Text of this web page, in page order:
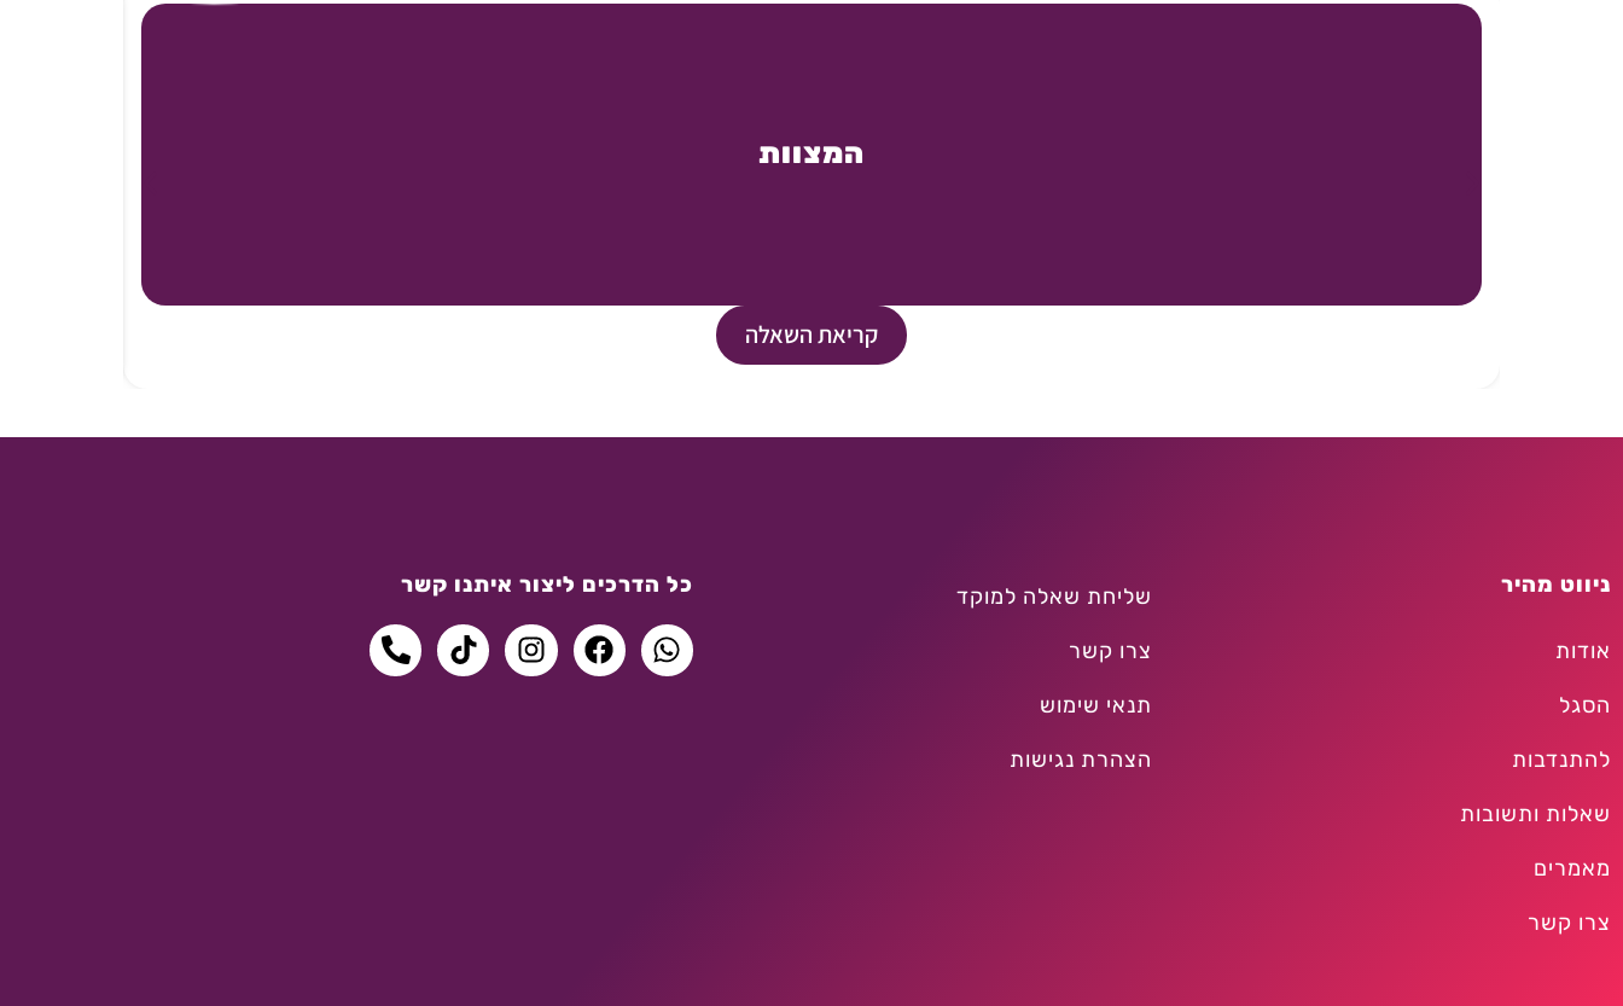
המצוות
קריאת השאלה
ניווט מהיר
אודות
הסגל
להתנדבות
שאלות ותשובות
מאמרים
צרו קשר
שליחת שאלה למוקד
צרו קשר
תנאי שימוש
הצהרת נגישות
כל הדרכים ליצור איתנו קשר